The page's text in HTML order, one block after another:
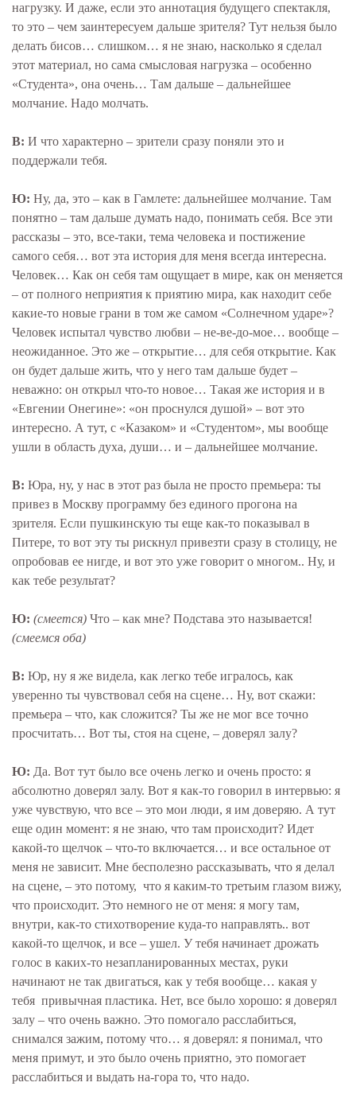
нагрузку. И даже, если это аннотация будущего спектакля,
то это – чем заинтересуем дальше зрителя? Тут нельзя было
делать бисов… слишком… я не знаю, насколько я сделал
этот материал, но сама смысловая нагрузка – особенно
«Студента», она очень… Там дальше – дальнейшее
молчание. Надо молчать.
В: И что характерно – зрители сразу поняли это и
поддержали тебя.
Ю: Ну, да, это – как в Гамлете: дальнейшее молчание. Там
понятно – там дальше думать надо, понимать себя. Все эти
рассказы – это, все-таки, тема человека и постижение
самого себя… вот эта история для меня всегда интересна.
Человек… Как он себя там ощущает в мире, как он меняется
– от полного неприятия к приятию мира, как находит себе
какие-то новые грани в том же самом «Солнечном ударе»?
Человек испытал чувство любви – не-ве-до-мое… вообще –
неожиданное. Это же – открытие… для себя открытие. Как
он будет дальше жить, что у него там дальше будет –
неважно: он открыл что-то новое… Такая же история и в
«Евгении Онегине»: «он проснулся душой» – вот это
интересно. А тут, с «Казаком» и «Студентом», мы вообще
ушли в область духа, души… и – дальнейшее молчание.
В: Юра, ну, у нас в этот раз была не просто премьера: ты
привез в Москву программу без единого прогона на
зрителя. Если пушкинскую ты еще как-то показывал в
Питере, то вот эту ты рискнул привезти сразу в столицу, не
опробовав ее нигде, и вот это уже говорит о многом.. Ну, и
как тебе результат?
Ю: (смеется) Что – как мне? Подстава это называется!
(смеемся оба)
В: Юр, ну я же видела, как легко тебе игралось, как
уверенно ты чувствовал себя на сцене… Ну, вот скажи:
премьера – что, как сложится? Ты же не мог все точно
просчитать… Вот ты, стоя на сцене, – доверял залу?
Ю: Да. Вот тут было все очень легко и очень просто: я
абсолютно доверял залу. Вот я как-то говорил в интервью: я
уже чувствую, что все – это мои люди, я им доверяю. А тут
еще один момент: я не знаю, что там происходит? Идет
какой-то щелчок – что-то включается… и все остальное от
меня не зависит. Мне бесполезно рассказывать, что я делал
на сцене, – это потому, что я каким-то третьим глазом вижу,
что происходит. Это немного не от меня: я могу там,
внутри, как-то стихотворение куда-то направлять.. вот
какой-то щелчок, и все – ушел. У тебя начинает дрожать
голос в каких-то незапланированных местах, руки
начинают не так двигаться, как у тебя вообще… какая у
тебя привычная пластика. Нет, все было хорошо: я доверял
залу – что очень важно. Это помогало расслабиться,
снимался зажим, потому что… я доверял: я понимал, что
меня примут, и это было очень приятно, это помогает
расслабиться и выдать на-гора то, что надо.